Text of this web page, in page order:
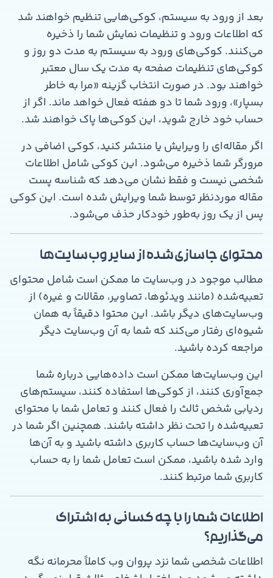
بعد از ورود به سیستم، کوکی‌هایی تنظیم خواهند شد
که اطلاعات ورود و تنظیمات نمایش شما را ذخیره
می‌کنند. کوکی‌های ورود به سیستم به مدت دو روز و
کوکی‌های تنظیمات صفحه به مدت یک سال معتبر
خواهند بود. در صورت انتخاب گزینه «مرا به خاطر
بسپار»، ورود شما تا دو هفته فعال خواهد ماند. اگر از
حساب خود خارج شوید، این کوکی‌ها پاک خواهند شد.
اگر مقاله‌ای را ویرایش یا منتشر کنید، کوکی اضافی در
مرورگر شما ذخیره می‌شود. این کوکی شامل اطلاعات
شخصی نیست و فقط نشان می‌دهد که شناسه پست
مقاله موردنظر توسط شما ویرایش شده است. این کوکی
پس از یک روز به‌طور خودکار حذف می‌شود.
محتوای جاسازی‌شده از سایر وب‌سایت‌ها
مطالب موجود در وب‌سایت ما ممکن است شامل محتوای
تعبیه‌شده (مانند ویدئوها، تصاویر، مقالات و غیره) از
وب‌سایت‌های دیگر باشد. این محتوا دقیقاً به همان
شیوه‌ای رفتار می‌کند که شما به آن وب‌سایت دیگر
مراجعه کرده باشید.
این وب‌سایت‌ها ممکن است داده‌هایی درباره شما
جمع‌آوری کنند، از کوکی‌ها استفاده کنند، سیستم‌های
ردیابی شخص ثالث را فعال کنند و تعامل شما با محتوای
تعبیه‌شده را تحت نظر داشته باشند. همچنین اگر شما در
آن وب‌سایت‌ها حساب کاربری داشته باشید و به آن‌ها
وارد شده باشید، ممکن است تعامل شما را به حساب
کاربری شما مرتبط کنند.
اطلاعات شما را با چه کسانی به اشتراک
می‌گذاریم؟
اطلاعات شخصی شما نزد پروان وب کاملاً محرمانه نگه